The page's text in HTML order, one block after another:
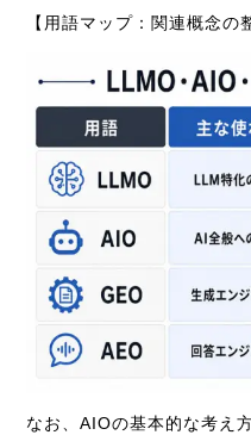
【用語マップ：関連概念の
なお、AIOの基本的な考え